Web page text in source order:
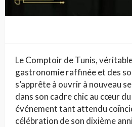
Le Comptoir de Tunis,
gastronomie raffinée et des
s’apprête à ouvrir à nouveau
dans son cadre chic au cœur
événement tant attendu
célébration de son dixième